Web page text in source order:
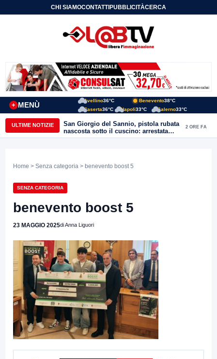
CHI SIAMOCONTATTIPUBBLICITÀCERCA
MENÙ
+
Avellino36°C Benevento38°C
Caserta36°C Napoli33°C Salerno33°C
ULTIME NOTIZIE
San Giorgio del Sannio, pistola rubata
nascosta sotto il cuscino: arrestata
51enne
2 ORE FA
Home > Senza categoria > benevento boost 5
SENZA CATEGORIA
benevento boost 5
23 MAGGIO 2025di Anna Liguori